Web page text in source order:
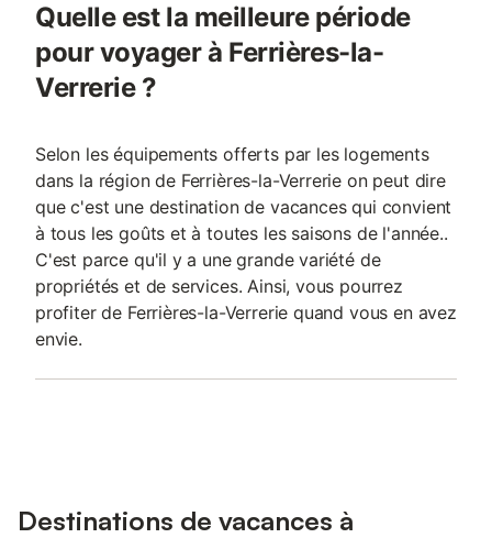
Quelle est la meilleure période
pour voyager à Ferrières-la-
Verrerie ?
Selon les équipements offerts par les logements
dans la région de Ferrières-la-Verrerie on peut dire
que c'est une destination de vacances qui convient
à tous les goûts et à toutes les saisons de l'année..
C'est parce qu'il y a une grande variété de
propriétés et de services. Ainsi, vous pourrez
profiter de Ferrières-la-Verrerie quand vous en avez
envie.
Destinations de vacances à